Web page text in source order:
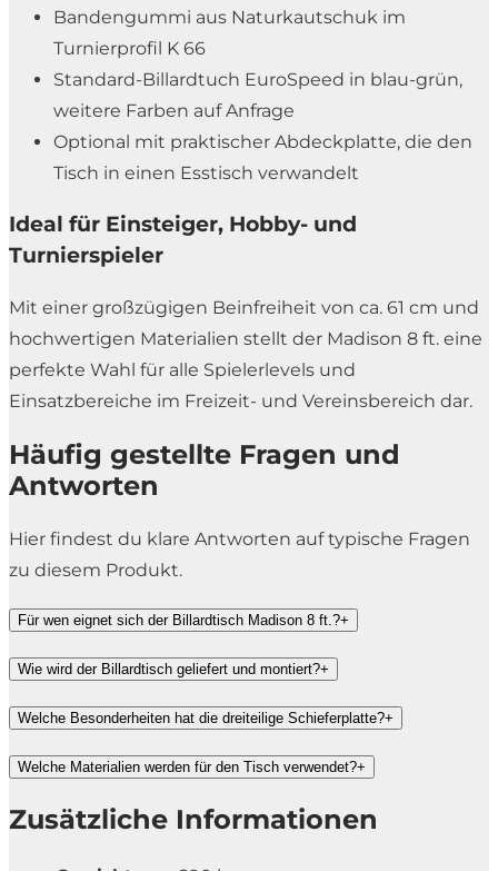
Bandengummi aus Naturkautschuk im
Turnierprofil K 66
Standard-Billardtuch EuroSpeed in blau-grün,
weitere Farben auf Anfrage
Optional mit praktischer Abdeckplatte, die den
Tisch in einen Esstisch verwandelt
Ideal für Einsteiger, Hobby- und
Turnierspieler
Mit einer großzügigen Beinfreiheit von ca. 61 cm und
hochwertigen Materialien stellt der Madison 8 ft. eine
perfekte Wahl für alle Spielerlevels und
Einsatzbereiche im Freizeit- und Vereinsbereich dar.
Häufig gestellte Fragen und
Antworten
Hier findest du klare Antworten auf typische Fragen
zu diesem Produkt.
Für wen eignet sich der Billardtisch Madison 8 ft.?+
Wie wird der Billardtisch geliefert und montiert?+
Welche Besonderheiten hat die dreiteilige Schieferplatte?+
Welche Materialien werden für den Tisch verwendet?+
Zusätzliche Informationen